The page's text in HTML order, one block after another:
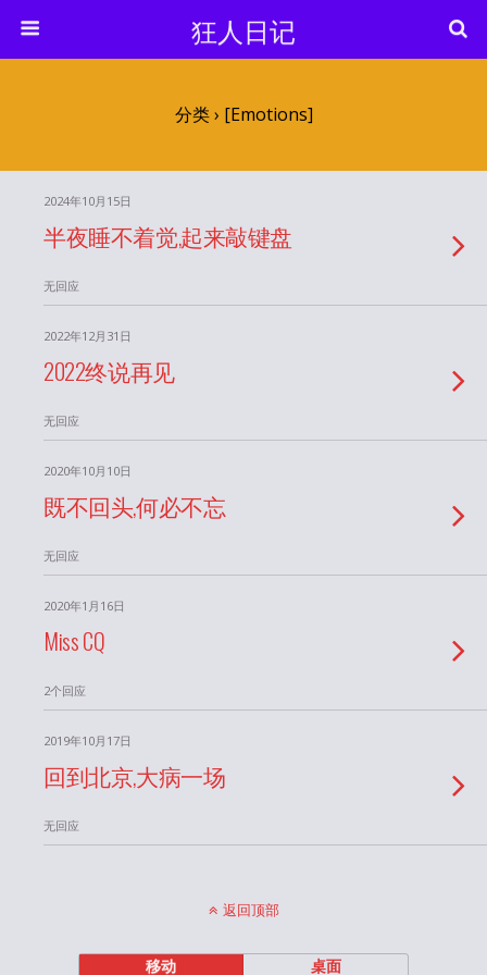
狂人日记
分类 › [emotions]
2024年10月15日
半夜睡不着觉,起来敲键盘
无回应
2022年12月31日
2022终说再见
无回应
2020年10月10日
既不回头,何必不忘
无回应
2020年1月16日
Miss CQ
2个回应
2019年10月17日
回到北京,大病一场
无回应
返回顶部
移动 桌面